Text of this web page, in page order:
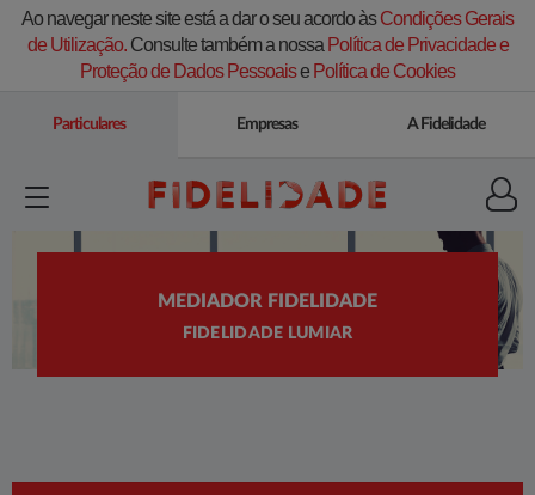
Ao navegar neste site está a dar o seu acordo àsCondições Gerais
de Utilização.Consulte também a nossa Política de Privacidade e
Proteção de Dados Pessoaise Política de Cookies
Particulares Empresas A Fidelidade
MEDIADOR FIDELIDADE
FIDELIDADE LUMIAR